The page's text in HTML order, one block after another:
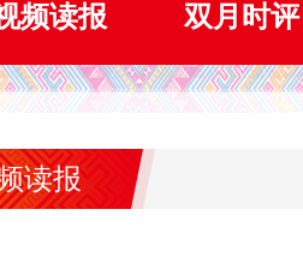
频读报 双月时评
读报